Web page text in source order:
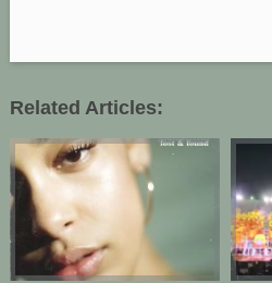
Related Articles: